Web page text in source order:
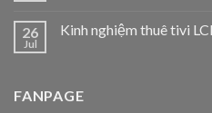
26
Jul
Kinh nghiệm thuê tivi
FANPAGE